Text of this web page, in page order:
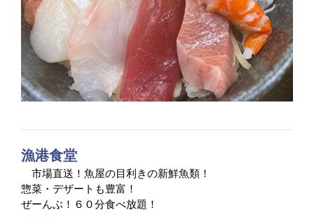
漁港食堂
市場直送！魚屋の目利きの新鮮魚類！
惣菜・デザートも豊富！
ぜーんぶ！６０分食べ放題！